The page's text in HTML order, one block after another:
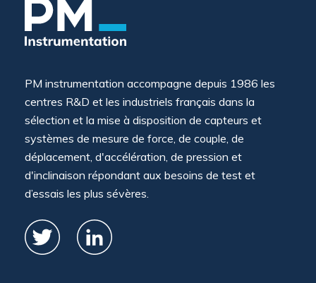
PM instrumentation accompagne depuis 1986 les
centres R&D et les industriels français dans la
sélection et la mise à disposition de capteurs et
systèmes de mesure de force, de couple, de
déplacement, d'accélération, de pression et
d'inclinaison répondant aux besoins de test et
d’essais les plus sévères.